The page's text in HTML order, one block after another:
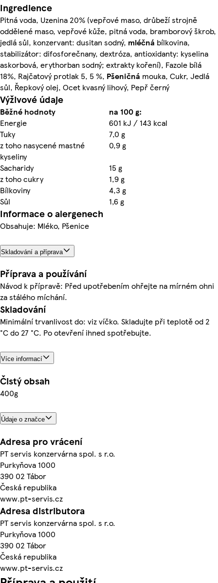
Ingredience
Pitná voda, Uzenina 20% (vepřové maso, drůbeží strojně
oddělené maso, vepřové kůže, pitná voda, bramborový škrob,
jedlá sůl, konzervant: dusitan sodný, mléčná bílkovina,
stabilizátor: difosforečnany, dextróza, antioxidanty: kyselina
askorbová, erythorban sodný; extrakty koření), Fazole bílá
18%, Rajčatový protlak 5, 5 %, Pšeničná mouka, Cukr, Jedlá
sůl, Řepkový olej, Ocet kvasný lihový, Pepř černý
Výživové údaje
Běžné hodnoty
na 100 g:
Energie
601 kJ / 143 kcal
Tuky
7,0 g
z toho nasycené mastné
kyseliny
0,9 g
Sacharidy
15 g
z toho cukry
1,9 g
Bílkoviny
4,3 g
Sůl
1,6 g
Informace o alergenech
Obsahuje: Mléko, Pšenice
Skladování a příprava
Příprava a používání
Návod k přípravě: Před upotřebením ohřejte na mírném ohni
za stálého míchání.
Skladování
Minimální trvanlivost do: viz víčko. Skladujte při teplotě od 2
°C do 27 °C. Po otevření ihned spotřebujte.
Více informací
Čistý obsah
400g
Údaje o značce
Adresa pro vrácení
PT servis konzervárna spol. s r.o.
Purkyňova 1000
390 02 Tábor
Česká republika
www.pt-servis.cz
Adresa distributora
PT servis konzervárna spol. s r.o.
Purkyňova 1000
390 02 Tábor
Česká republika
www.pt-servis.cz